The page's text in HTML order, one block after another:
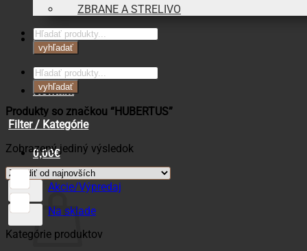
Blog
Kontakt
0,00€
Košík
ZBRANE A STRELIVO
Products
search
vyhľadať
Products
search
vyhľadať
Produkty so značkou “HUBERTUS”
Filter / Kategórie
Zobrazený jediný výsledok
Akcie/Výpredaj
Na sklade
Kategórie produktov